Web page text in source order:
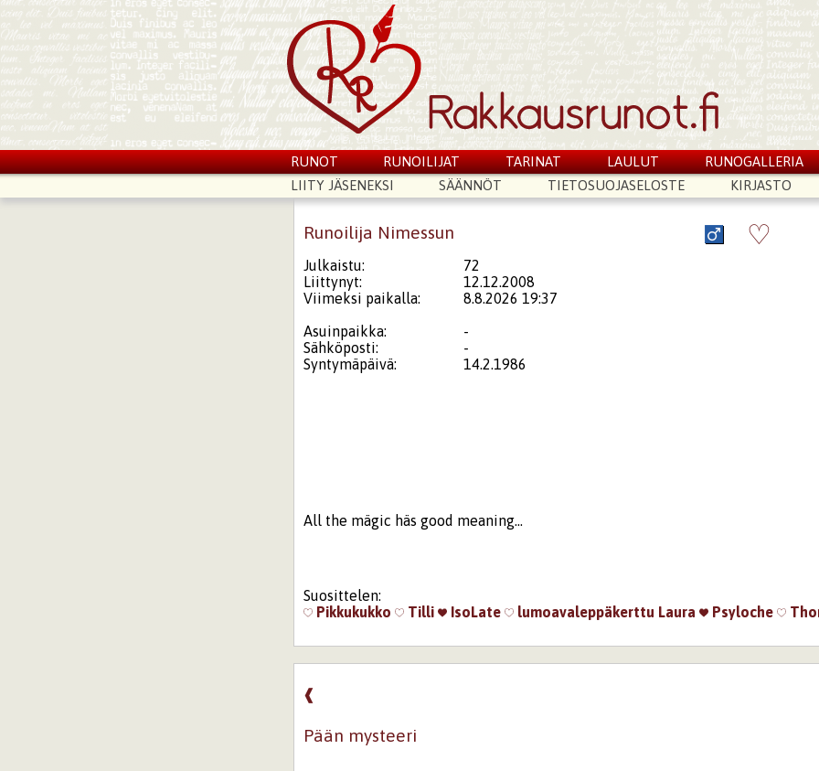
RUNOT RUNOILIJAT TARINAT LAULUT
RUNOGALLERIA
LIITY JÄSENEKSI
SÄÄNNÖT TIETOSUOJASELOSTE KIRJASTO
Runoilija Nimessun ♡
Julkaistu:
72
Liittynyt:
12.12.2008
Viimeksi paikalla:
8.8.2026 19:37
Asuinpaikka:
-
Sähköposti:
-
Syntymäpäivä:
14.2.1986
All the mägic häs good meaning...
Suosittelen:
Pikkukukko
Tilli IsoLate lumoavaleppäkerttu Laura Psyloche
❰
Pään mysteeri